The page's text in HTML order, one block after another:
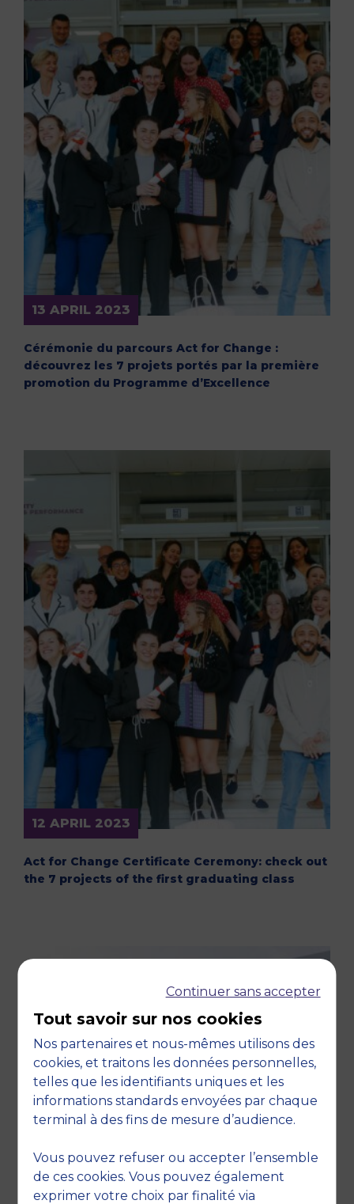
13 APRIL 2023
Cérémonie du parcours Act for Change :
découvrez les 7 projets portés par la première
promotion du Programme d’Excellence
12 APRIL 2023
Act for Change Certificate Ceremony: check out
the 7 projects of the first graduating class
Continuer sans accepter
Tout savoir sur nos cookies
Nos partenaires et nous-mêmes utilisons des
cookies, et traitons les données personnelles,
telles que les identifiants uniques et les
informations standards envoyées par chaque
terminal à des fins de mesure d’audience.
Vous pouvez refuser ou accepter l’ensemble
de ces cookies. Vous pouvez également
exprimer votre choix par finalité via